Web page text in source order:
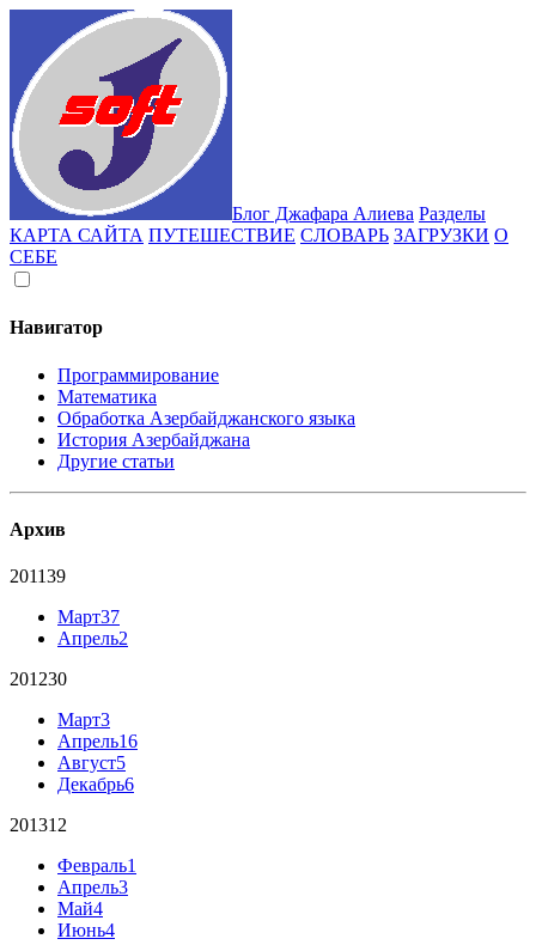
Блог Джафара Алиева Разделы
КАРТА САЙТА ПУТЕШЕСТВИЕ СЛОВАРЬ ЗАГРУЗКИ О
СЕБЕ
Навигатор
Программирование
Математика
Обработка Азербайджанского языка
История Азербайджана
Другие статьи
Архив
201139
Март37
Апрель2
201230
Март3
Апрель16
Август5
Декабрь6
201312
Февраль1
Апрель3
Май4
Июнь4